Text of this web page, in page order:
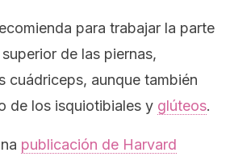
para trabajar la parte
de las piernas,
cuádriceps, aunque también
de los isquiotibiales y glúteos.
publicación de Harvard